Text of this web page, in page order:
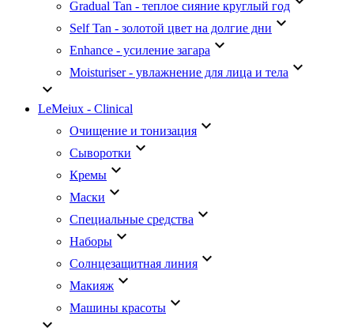
Gradual Tan - теплое сияние круглый год
Self Tan - золотой цвет на долгие дни keyboard_arrow_down
Enhance - усиление загара keyboard_arrow_down
Moisturiser - увлажнение для лица и тела keyboard_arrow_down
keyboard_arrow_down
LeMeiux - Clinical
Очищение и тонизация keyboard_arrow_down
Сыворотки keyboard_arrow_down
Кремы keyboard_arrow_down
Маски keyboard_arrow_down
Специальные средства keyboard_arrow_down
Наборы keyboard_arrow_down
Солнцезащитная линия keyboard_arrow_down
Макияж keyboard_arrow_down
Машины красоты keyboard_arrow_down
keyboard_arrow_down